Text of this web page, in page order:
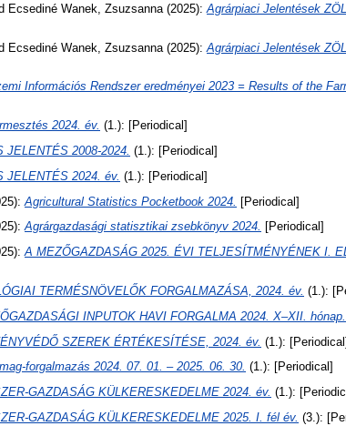
Ecsediné Wanek, Zsuzsanna (2025): Agrárpiaci Jelentések
Ecsediné Wanek, Zsuzsanna (2025): Agrárpiaci Jelentések
Információs Rendszer eredményei 2023 = Results of the
2024. év. (1.): [Periodical]
JELENTÉS 2008-2024. (1.): [Periodical]
JELENTÉS 2024. év. (1.): [Periodical]
Agricultural Statistics Pocketbook 2024. [Periodical]
Agrárgazdasági statisztikai zsebkönyv 2024. [Periodical]
A MEZŐGAZDASÁG 2025. ÉVI TELJESÍTMÉNYÉNEK I.
TERMÉSNÖVELŐK FORGALMAZÁSA, 2024. év. (1.):
INPUTOK HAVI FORGALMA 2024. X–XII. hónap.
SZEREK ÉRTÉKESÍTÉSE, 2024. év. (1.):
forgalmazás 2024. 07. 01. – 2025. 06. 30. (1.): [Periodical]
GAZDASÁG KÜLKERESKEDELME 2024. év. (1.):
GAZDASÁG KÜLKERESKEDELME 2025. I. fél év. (3.):